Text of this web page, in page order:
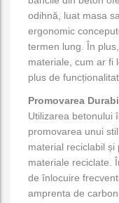
odihnă, luat masa
ergonomic
termen lung. În
materiale, cum ar fi
plus de
Promovarea
Utilizarea betonului
promovarea unui
material reciclabil
materiale reciclate.
de înlocuire
amprenta de